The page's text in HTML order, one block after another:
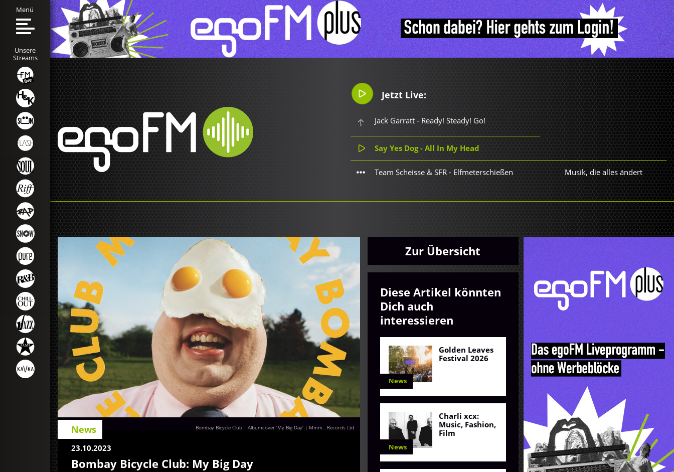
Jetzt Live:
Jack Garratt - Ready! Steady! Go!
Say Yes Dog - All In My Head
Team Scheisse & SFR - Elfmeterschießen Musik, die alles ändert
Menü
Unsere
Streams
Bombay Bicycle Club | Albumcover 'My Big Day' | Mmm... Records Ltd
News
23.10.2023
Bombay Bicycle Club: My Big Day
Zur Übersicht
Diese Artikel könnten
Dich auch
interessieren
News
Golden Leaves
Festival 2026
News
Charli xcx:
Music, Fashion,
Film